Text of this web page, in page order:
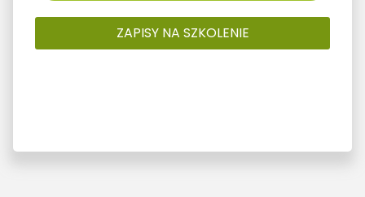
ZAPISY NA SZKOLENIE